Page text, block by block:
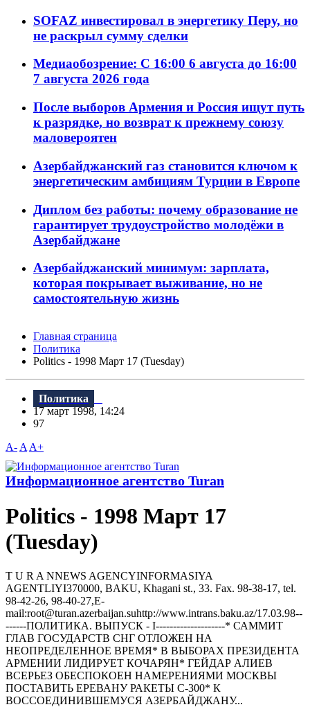
SOFAZ инвестировал в энергетику Перу, но
не раскрыл сумму сделки
Медиаобозрение: С 16:00 6 августа до 16:00
7 августа 2026 года
После выборов Армения и Россия ищут путь
к разрядке, но возврат к прежнему союзу
маловероятен
Азербайджанский газ становится ключом к
энергетическим амбициям Турции в Европе
Диплом без работы: почему образование не
гарантирует трудоустройство молодёжи в
Азербайджане
Азербайджанский минимум: зарплата,
которая покрывает выживание, но не
самостоятельную жизнь
Главная страница
Политика
Politics - 1998 Март 17 (Tuesday)
Политика
17 март 1998, 14:24
97
A- A A+
Информационное агентство Turan
Politics - 1998 Март 17
(Tuesday)
T U R A NNEWS AGENCYINFORMASIYA
AGENTLIYI370000, BAKU, Khagani st., 33. Fax. 98-38-17, tel.
98-42-26, 98-40-27,E-
mail:root@turan.azerbaijan.suhttр://www.intrans.baku.az/17.03.98--
------ПОЛИТИКА. ВЫПУСК - I--------------------* САММИТ
ГЛАВ ГОСУДАРСТВ СНГ ОТЛОЖЕН НА
НЕОПРЕДЕЛЕННОЕ ВРЕМЯ* В ВЫБОРАХ ПРЕЗИДЕНТА
АРМЕНИИ ЛИДИРУЕТ КОЧАРЯН* ГЕЙДАР АЛИЕВ
ВСЕРЬЕЗ ОБЕСПОКОЕН НАМЕРЕНИЯМИ МОСКВЫ
ПОСТАВИТЬ ЕРЕВАНУ РАКЕТЫ С-300* К
ВОССОЕДИHИВШЕМУСЯ АЗЕРБАЙДЖАHУ...